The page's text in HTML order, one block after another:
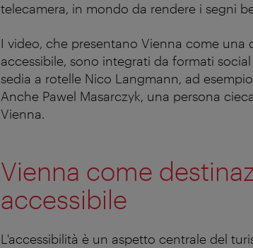
telecamera, in mondo da rendere i segni
I video, che presentano Vienna come una
accessibile, sono integrati da formati
sedia a rotelle Nico Langmann, ad
Anche Pawel Masarczyk, una persona
Vienna.
Vienna come
accessibile
L'accessibilità è un aspetto centrale del